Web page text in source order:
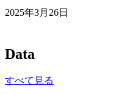
2025年3月26日
Data
すべて見る